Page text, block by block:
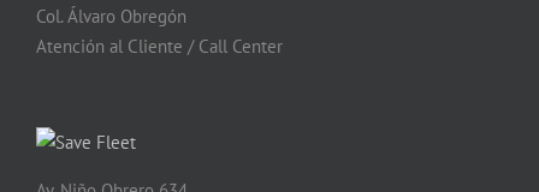
Col. Álvaro Obregón
Atención al Cliente / Call Center